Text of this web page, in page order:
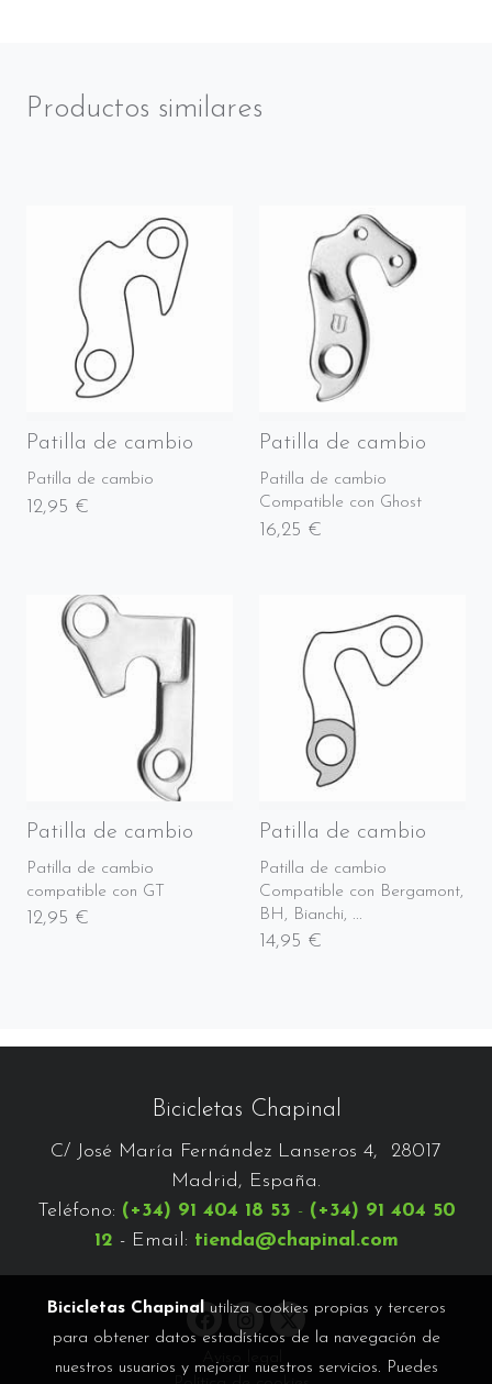
Productos similares
Patilla de cambio
Patilla de cambio
12,95 €
Patilla de cambio
Patilla de cambio
Compatible con Ghost
16,25 €
Patilla de cambio
Patilla de cambio
compatible con GT
12,95 €
Patilla de cambio
Patilla de cambio
Compatible con Bergamont,
BH, Bianchi, ...
14,95 €
Bicicletas Chapinal
C/ José María Fernández Lanseros 4, 28017
Madrid, España.
Teléfono: (+34) 91 404 18 53 - (+34) 91 404 50
12 - Email: tienda@chapinal.com
Bicicletas Chapinal
utiliza cookies propias y terceros
para obtener datos estadísticos de la navegación de
nuestros usuarios y mejorar nuestros servicios. Puedes